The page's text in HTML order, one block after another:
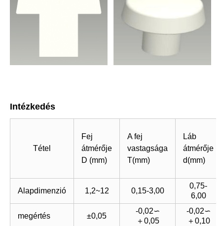
Intézkedés
Tétel
Fej
átmérője
D (mm)
A fej
vastagsága
T(mm)
Láb
átmérője
d(mm)
Alapdimenzió 1,2~12 0,15-3,00
0,75-
6,00
megértés ±0,05
-0,02∽
＋0,05
-0,02∽
＋0,10